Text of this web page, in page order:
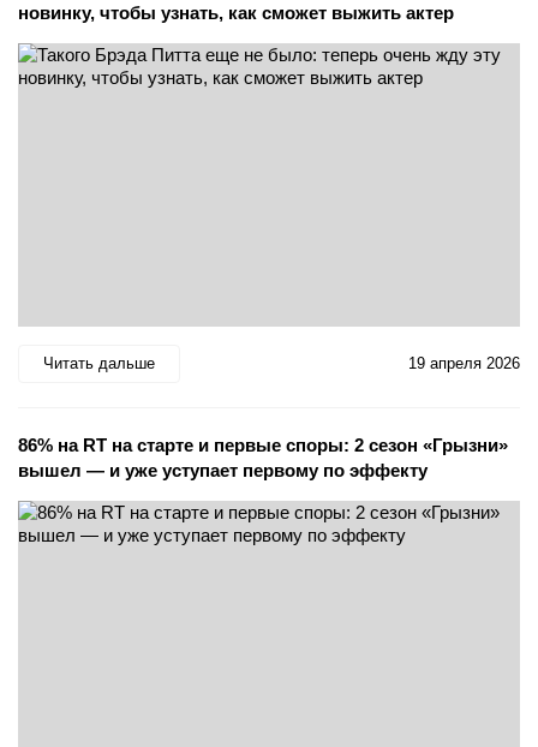
новинку, чтобы узнать, как сможет выжить актер
Читать дальше 19 апреля 2026
86% на RT на старте и первые споры: 2 сезон «Грызни»
вышел — и уже уступает первому по эффекту